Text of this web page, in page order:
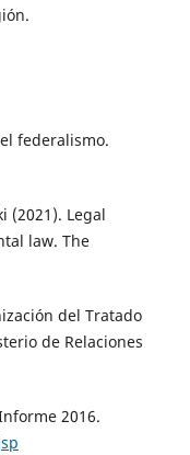
federalismo.
(2021). Legal
law. The
del Tratado
de Relaciones
2016.